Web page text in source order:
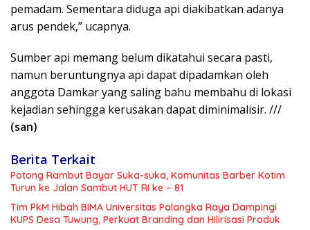
pemadam. Sementara diduga api diakibatkan adanya
arus pendek,” ucapnya.
Sumber api memang belum dikatahui secara pasti,
namun beruntungnya api dapat dipadamkan oleh
anggota Damkar yang saling bahu membahu di lokasi
kejadian sehingga kerusakan dapat diminimalisir. ///
(san)
Berita Terkait
Potong Rambut Bayar Suka-suka, Komunitas Barber Kotim
Turun ke Jalan Sambut HUT RI ke – 81
Tim PkM Hibah BIMA Universitas Palangka Raya Dampingi
KUPS Desa Tuwung, Perkuat Branding dan Hilirisasi Produk